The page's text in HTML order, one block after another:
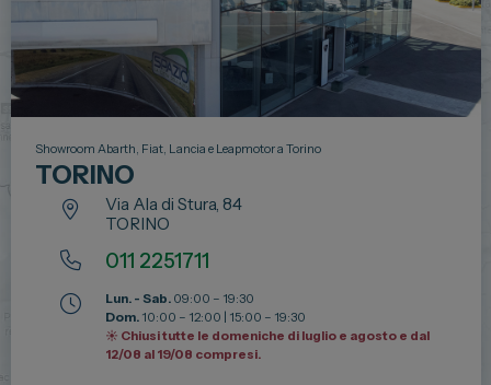
Showroom Abarth, Fiat, Lancia e Leapmotor a Torino
TORINO
Via Ala di Stura, 84
TORINO
011 2251711
Lun. - Sab. 09:00 – 19:30
Dom. 10:00 – 12:00 | 15:00 – 19:30
☀️ Chiusi tutte le domeniche di luglio e agosto e dal
12/08 al 19/08 compresi.